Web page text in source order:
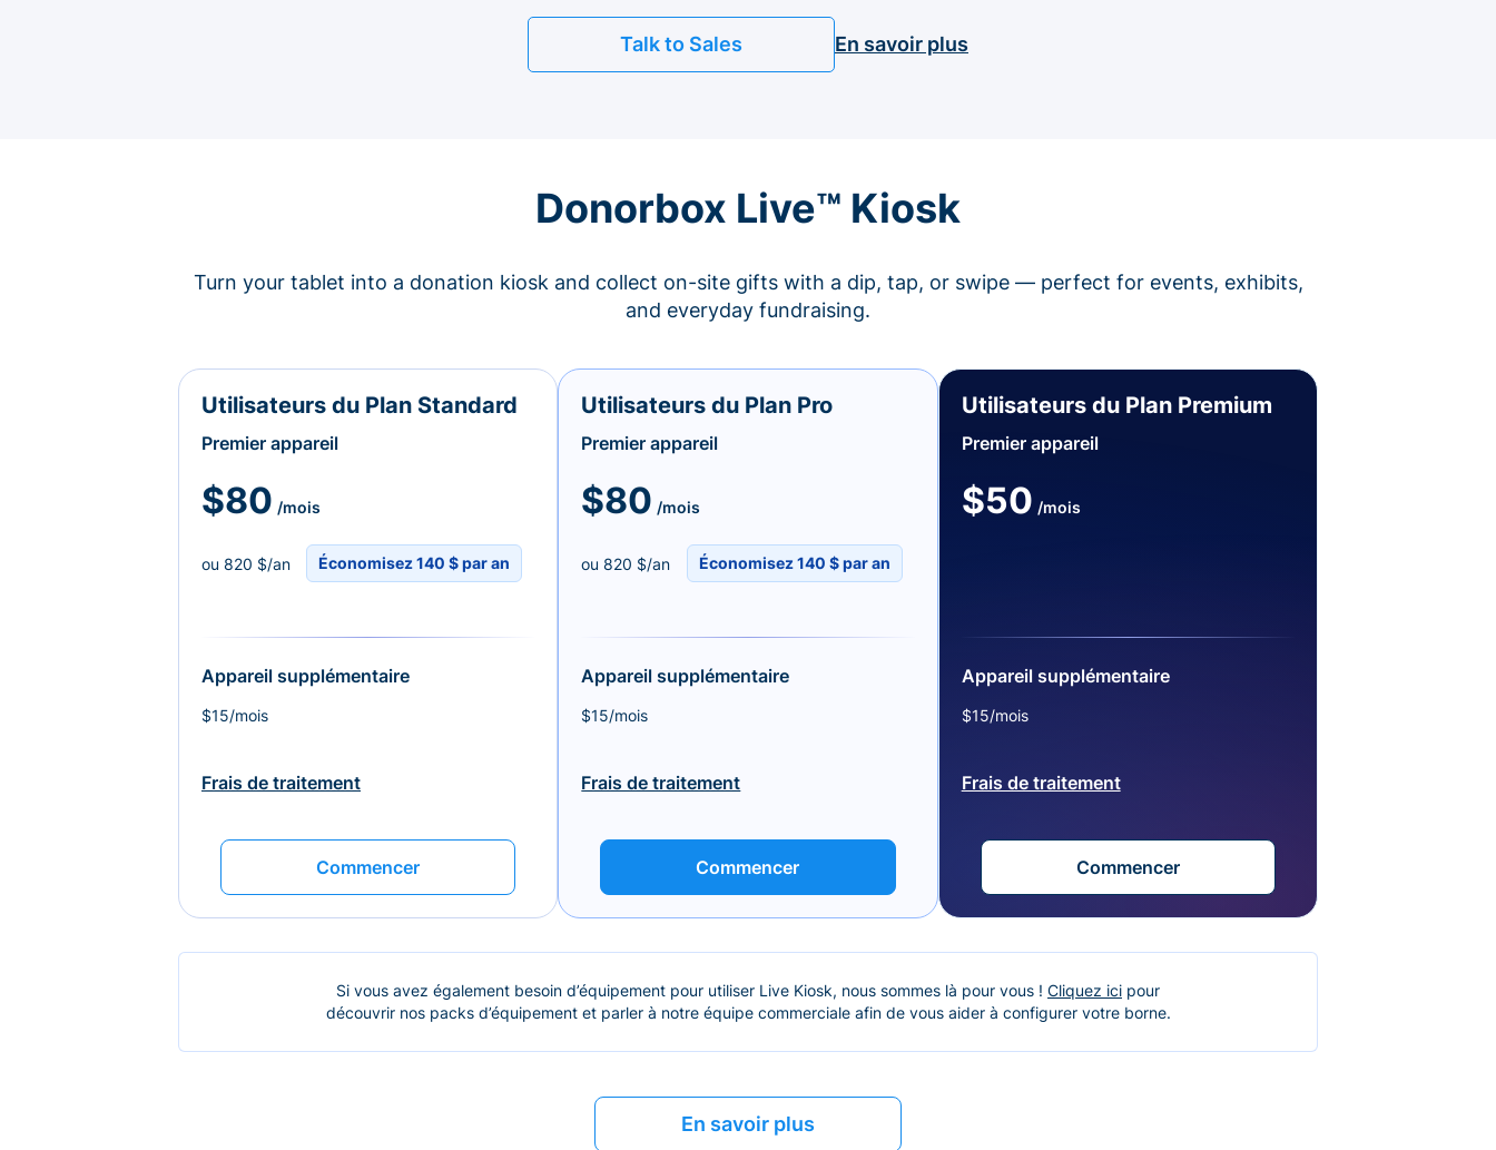
Talk to Sales En savoir plus
Donorbox Live™ Kiosk
Turn your tablet into a donation kiosk and collect on-site gifts with a dip, tap, or swipe — perfect for events, exhibits,
and everyday fundraising.
Utilisateurs du Plan Standard
Premier appareil
$80 /mois
ou 820 $/an Économisez 140 $ par an
Appareil supplémentaire
$15/mois
Frais de traitement
Commencer
Utilisateurs du Plan Pro
Premier appareil
$80 /mois
ou 820 $/an Économisez 140 $ par an
Appareil supplémentaire
$15/mois
Frais de traitement
Commencer
Utilisateurs du Plan Premium
Premier appareil
$50 /mois
Appareil supplémentaire
$15/mois
Frais de traitement
Commencer
Si vous avez également besoin d’équipement pour utiliser Live Kiosk, nous sommes là pour vous ! Cliquez ici pour
découvrir nos packs d’équipement et parler à notre équipe commerciale afin de vous aider à configurer votre borne.
En savoir plus